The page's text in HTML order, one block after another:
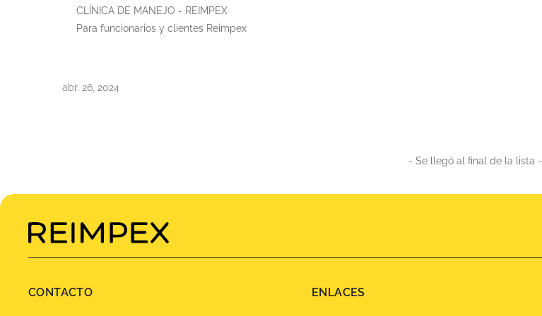
CLÍNICA DE MANEJO - REIMPEX
Para funcionarios y clientes Reimpex
abr. 26, 2024
- Se llegó al final de la lista -
CONTACTO ENLACES